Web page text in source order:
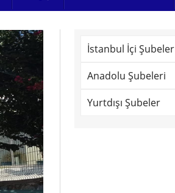
İstanbul İçi Şubeler
Anadolu Şubeleri
Yurtdışı Şubeler